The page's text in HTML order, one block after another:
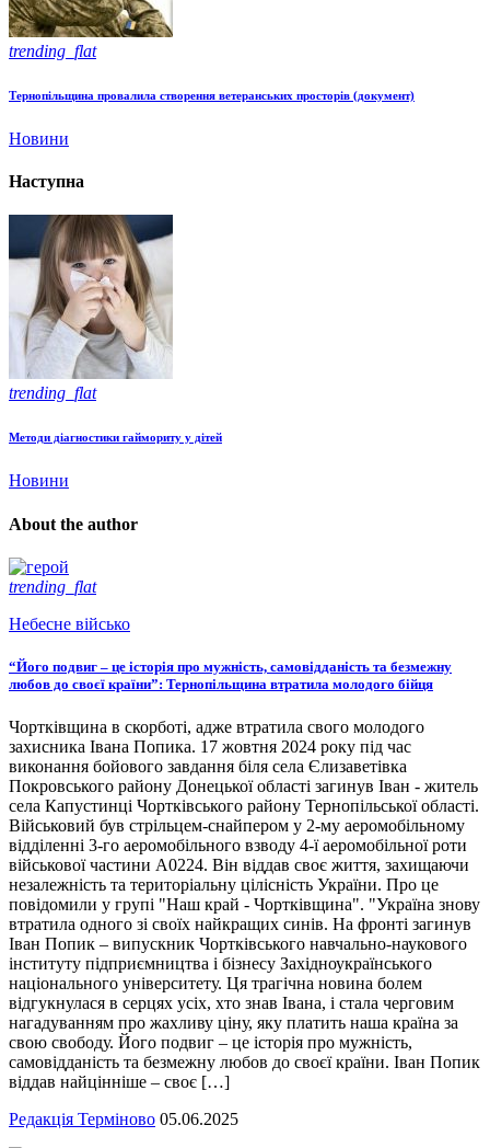
trending_flat
Тернопільщина провалила створення ветеранських просторів (документ)
Новини
Наступна
trending_flat
Методи діагностики гаймориту у дітей
Новини
About the author
trending_flat
Небесне військо
“Його подвиг – це історія про мужність, самовідданість та безмежну
любов до своєї країни”: Тернопільщина втратила молодого бійця
Чортківщина в скорботі, адже втратила свого молодого
захисника Івана Попика. 17 жовтня 2024 року під час
виконання бойового завдання біля села Єлизаветівка
Покровського району Донецької області загинув Іван - житель
села Капустинці Чортківського району Тернопільської області.
Військовий був стрільцем-снайпером у 2-му аеромобільному
відділенні 3-го аеромобільного взводу 4-ї аеромобільної роти
військової частини А0224. Він віддав своє життя, захищаючи
незалежність та територіальну цілісність України. Про це
повідомили у групі "Наш край - Чортківщина". "Україна знову
втратила одного зі своїх найкращих синів. На фронті загинув
Іван Попик – випускник Чортківського навчально-наукового
інституту підприємництва і бізнесу Західноукраїнського
національного університету. Ця трагічна новина болем
відгукнулася в серцях усіх, хто знав Івана, і стала черговим
нагадуванням про жахливу ціну, яку платить наша країна за
свою свободу. Його подвиг – це історія про мужність,
самовідданість та безмежну любов до своєї країни. Іван Попик
віддав найцінніше – своє […]
Редакція Терміново 05.06.2025